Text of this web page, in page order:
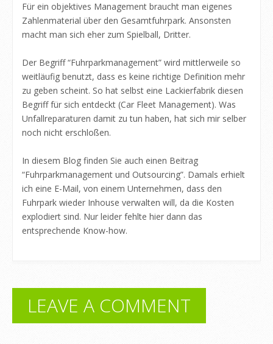
Für ein objektives Management braucht man eigenes
Zahlenmaterial über den Gesamtfuhrpark. Ansonsten
macht man sich eher zum Spielball, Dritter.
Der Begriff “Fuhrparkmanagement” wird mittlerweile so
weitläufig benutzt, dass es keine richtige Definition mehr
zu geben scheint. So hat selbst eine Lackierfabrik diesen
Begriff für sich entdeckt (Car Fleet Management). Was
Unfallreparaturen damit zu tun haben, hat sich mir selber
noch nicht erschloßen.
In diesem Blog finden Sie auch einen Beitrag
“Fuhrparkmanagement und Outsourcing”. Damals erhielt
ich eine E-Mail, von einem Unternehmen, dass den
Fuhrpark wieder Inhouse verwalten will, da die Kosten
explodiert sind. Nur leider fehlte hier dann das
entsprechende Know-how.
LEAVE A COMMENT